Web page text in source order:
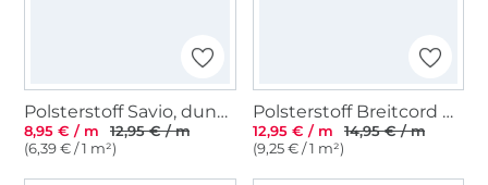
Polsterstoff Savio, dunkelgrau
8,95 € / m
12,95 € / m
(6,39 € / 1 m²)
Polsterstoff Breitcord Hyper, dunkelgrün
12,95 € / m
14,95 € / m
(9,25 € / 1 m²)